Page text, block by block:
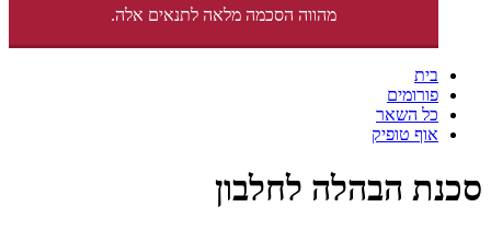
מהווה הסכמה מלאה לתנאים אלה.
בית
פורומים
כל השאר
אוף טופיק
סכנת הבהלה לחלבון